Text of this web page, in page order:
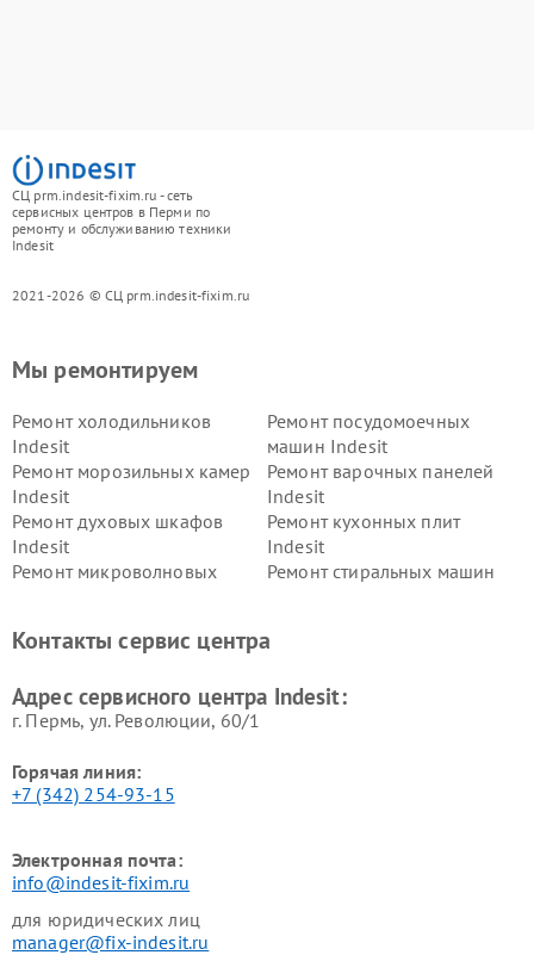
СЦ prm.indesit-fixim.ru - сеть
сервисных центров в Перми по
ремонту и обслуживанию техники
Indesit
2021-2026 © СЦ prm.indesit-fixim.ru
Мы ремонтируем
Ремонт холодильников
Indesit
Ремонт посудомоечных
машин Indesit
Ремонт морозильных камер
Indesit
Ремонт варочных панелей
Indesit
Ремонт духовых шкафов
Indesit
Ремонт кухонных плит
Indesit
Ремонт микроволновых
Ремонт стиральных машин
Indesit
Indesit
Контакты сервис центра
Адрес сервисного центра Indesit:
г. Пермь, ул. ​Революции, 60/1
Горячая линия:
+7 (342) 254-93-15
Электронная почта:
info@indesit-fixim.ru
для юридических лиц
manager@fix-indesit.ru